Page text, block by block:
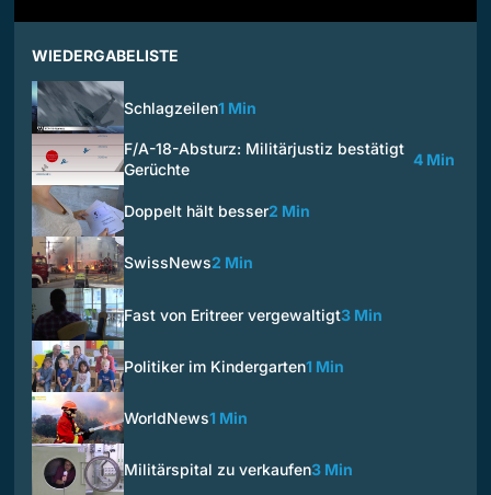
WIEDERGABELISTE
Schlagzeilen1 Min
F/A-18-Absturz: Militärjustiz bestätigt
Gerüchte
4 Min
Doppelt hält besser2 Min
SwissNews2 Min
Fast von Eritreer vergewaltigt3 Min
Politiker im Kindergarten1 Min
WorldNews1 Min
Militärspital zu verkaufen3 Min